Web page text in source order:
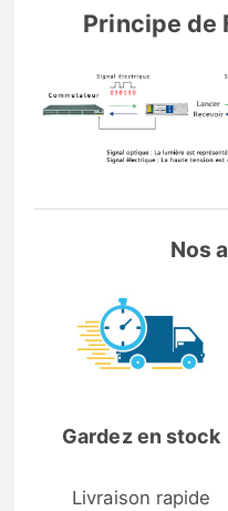
Principe de
Nos
Gardez en stock
Livraison rapide